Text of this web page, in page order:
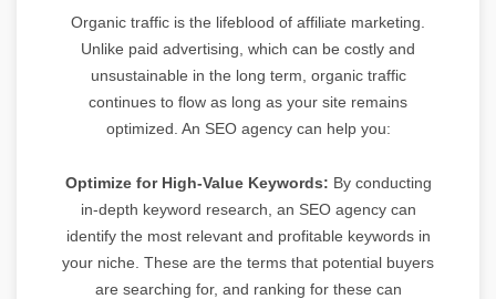
Organic traffic is the lifeblood of affiliate marketing.
Unlike paid advertising, which can be costly and
unsustainable in the long term, organic traffic
continues to flow as long as your site remains
optimized. An SEO agency can help you:
Optimize for High-Value Keywords: By conducting
in-depth keyword research, an SEO agency can
identify the most relevant and profitable keywords in
your niche. These are the terms that potential buyers
are searching for, and ranking for these can